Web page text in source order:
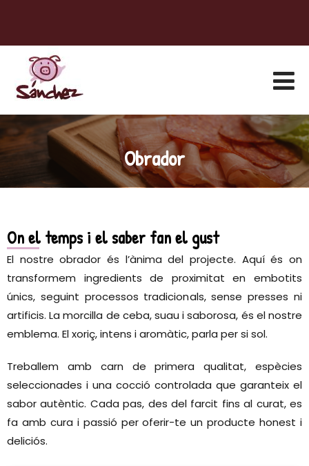
Obrador
On el temps i el saber fan el gust
El nostre obrador és l’ànima del projecte. Aquí és on
transformem ingredients de proximitat en embotits
únics, seguint processos tradicionals, sense presses ni
artificis. La morcilla de ceba, suau i saborosa, és el nostre
emblema. El xoriç, intens i aromàtic, parla per si sol.
Treballem amb carn de primera qualitat, espècies
seleccionades i una cocció controlada que garanteix el
sabor autèntic. Cada pas, des del farcit fins al curat, es
fa amb cura i passió per oferir-te un producte honest i
deliciós.